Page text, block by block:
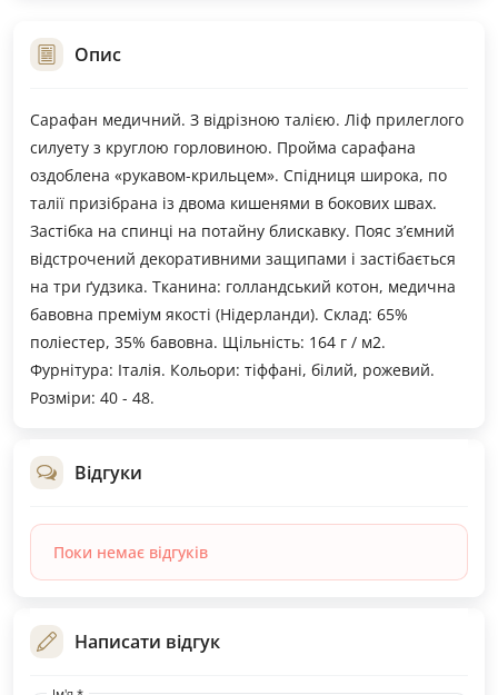
Опис
Сарафан медичний. З відрізною талією. Ліф прилеглого
силуету з круглою горловиною. Пройма сарафана
оздоблена «рукавом-крильцем». Спідниця широка, по
талії призібрана із двома кишенями в бокових швах.
Застібка на спинці на потайну блискавку. Пояс з’ємний
відстрочений декоративними защипами і застібається
на три ґудзика. Тканина: голландський котон, медична
бавовна преміум якості (Нідерланди). Склад: 65%
поліестер, 35% бавовна. Щільність: 164 г / м2.
Фурнітура: Італія. Кольори: тіффані, білий, рожевий.
Розміри: 40 - 48.
Відгуки
Поки немає відгуків
Написати відгук